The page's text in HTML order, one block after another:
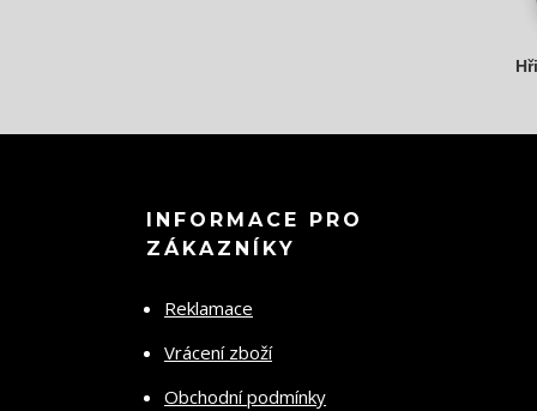
INFORMACE PRO
ZÁKAZNÍKY
Reklamace
Vrácení zboží
Obchodní podmínky